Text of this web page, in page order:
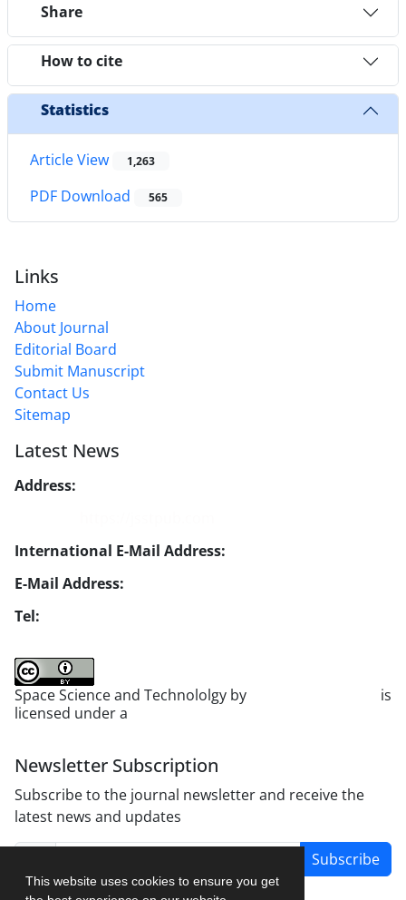
This website uses cookies to ensure you get
Share
How to cite
Statistics
Article View 1,263
PDF Download 565
Links
Home
About Journal
Editorial Board
Submit Manuscript
Contact Us
Sitemap
Latest News
Address:
International E-Mail Address:
E-Mail Address:
Tel:
Space Science and Technololgy by
is
licensed under a
Newsletter Subscription
Subscribe to the journal newsletter and receive the
latest news and updates
Subscribe